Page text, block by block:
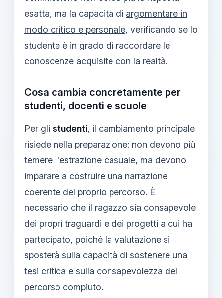
esatta, ma la capacità di argomentare in
modo critico e personale, verificando se lo
studente è in grado di raccordare le
conoscenze acquisite con la realtà.
Cosa cambia concretamente per
studenti, docenti e scuole
Per gli studenti, il cambiamento principale
risiede nella preparazione: non devono più
temere l'estrazione casuale, ma devono
imparare a costruire una narrazione
coerente del proprio percorso. È
necessario che il ragazzo sia consapevole
dei propri traguardi e dei progetti a cui ha
partecipato, poiché la valutazione si
sposterà sulla capacità di sostenere una
tesi critica e sulla consapevolezza del
percorso compiuto.